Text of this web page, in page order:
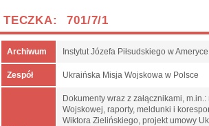
TECZKA: 701/7/1
Archiwum Instytut Józefa Piłsudskiego w Ameryce
Zespół Ukraińska Misja Wojskowa w Polsce
Dokumenty wraz z załącznikami,
Wojskowej, raporty, meldunki i
Wiktora Zielińskiego, projekt umowy